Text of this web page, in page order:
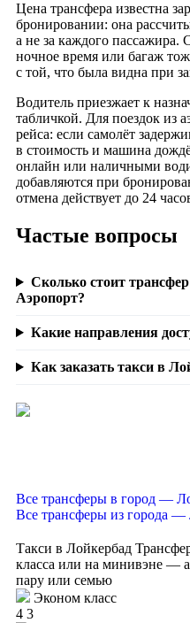
Цена трансфера известна
бронировании: она
а не за каждого пассажира.
ночное время или багаж
с той, что была видна при
Водитель приезжает к
табличкой. Для поездок из
рейса: если самолёт
в стоимость и машина
онлайн или наличными
добавляются при
отмена действует до 24
Частые вопросы
Сколько стоит
Аэропорт?
Какие направления
Как заказать такси в
Все трансферы в город —
Все трансферы из города —
Такси в Лойкербад
класса или на минивэне —
пару или семью
Эконом класс
4 3